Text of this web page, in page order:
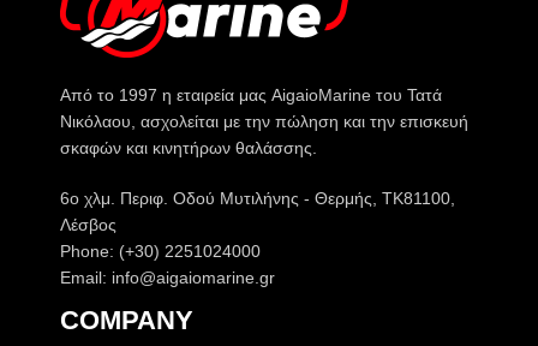
Από το 1997 η εταιρεία μας AigaioMarine του Τατά
Νικόλαου, ασχολείται με την πώληση και την επισκευή
σκαφών και κινητήρων θαλάσσης.
6o χλμ. Περιφ. Οδού Μυτιλήνης - Θερμής, ΤΚ81100,
Λέσβος
Phone: (+30) 2251024000
Email: info@aigaiomarine.gr
COMPANY